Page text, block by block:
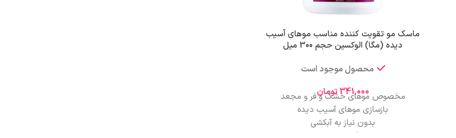
ماسک مو تقویت کننده مناسب موهای آسیب
دیده (مگا) الوکسین حجم 300 میل
محصول موجود است
341,000 تومان
مخصوص موهای خشک و فر و مجعد
بازسازی موهای آسیب دیده
بدون نیاز به آبکشی